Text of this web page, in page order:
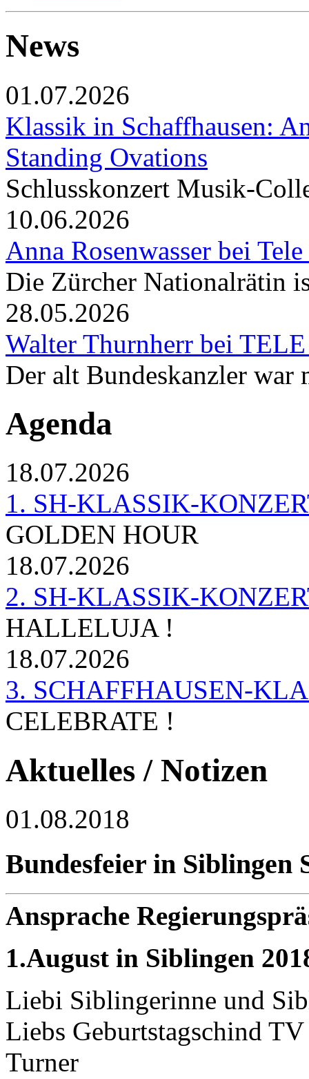
News
01.07.2026
Klassik in Schaffhausen:
Standing Ovations
Schlusskonzert Musik-
10.06.2026
Anna Rosenwasser bei
Die Zürcher Nationalrätin
28.05.2026
Walter Thurnherr bei
Der alt Bundeskanzler war
Agenda
18.07.2026
1. SH-KLASSIK-
GOLDEN HOUR
18.07.2026
2. SH-KLASSIK-
HALLELUJA !
18.07.2026
3. SCHAFFHAUSEN-
CELEBRATE !
Aktuelles / Notizen
01.08.2018
Bundesfeier in Siblingen
Ansprache
1.August in Siblingen
Liebi Siblingerinne und
Liebs Geburtstagschind
Turner